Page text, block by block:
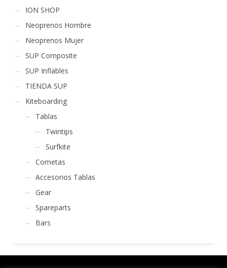
ION SHOP
Neoprenos Hombre
Neoprenos Mujer
SUP Composite
SUP Inflables
TIENDA SUP
Kiteboarding
Tablas
Twintips
Surfkite
Cometas
Accesorios Tablas
Gear
Spareparts
Bars